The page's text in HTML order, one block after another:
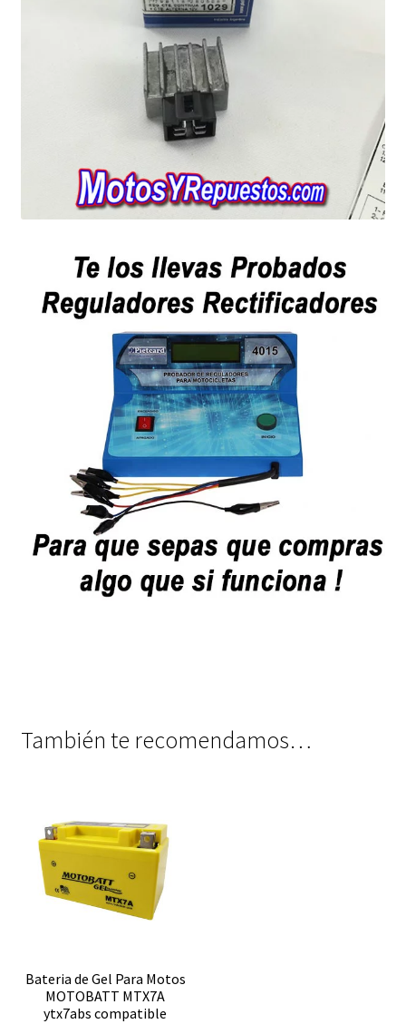
También te recomendamos…
Bateria de Gel Para Motos
MOTOBATT MTX7A
ytx7abs compatible